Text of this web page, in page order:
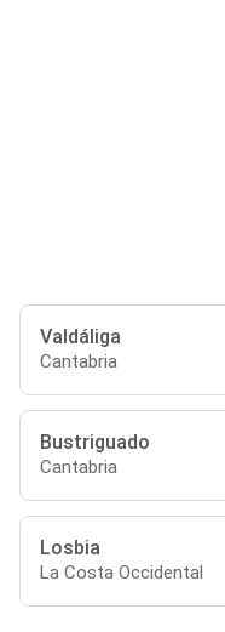
Valdáliga
Cantabria
Bustriguado
Cantabria
Losbia
La Costa Occidental